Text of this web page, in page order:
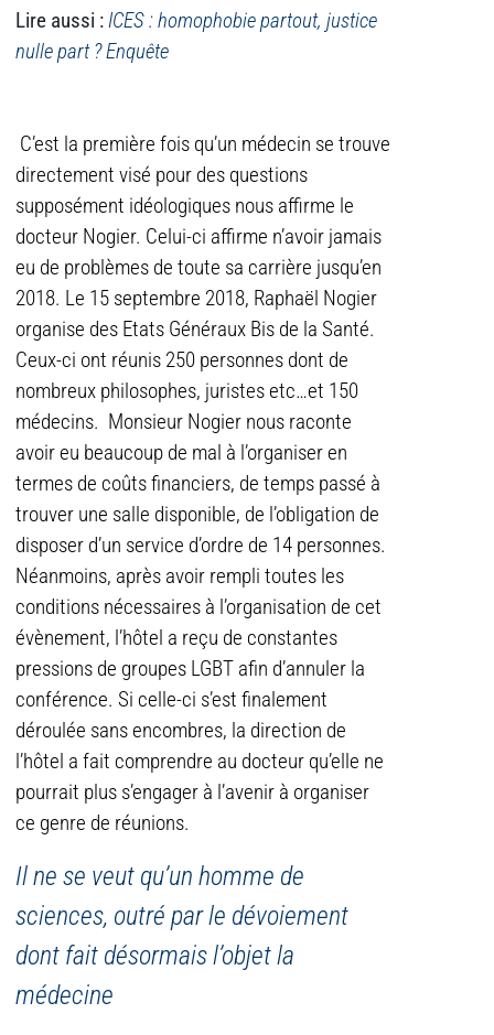
Lire aussi :ICES : homophobie partout, justice
nulle part ? Enquête
C’est la première fois qu’un médecin se trouve
directement visé pour des questions
supposément idéologiques nous affirme le
docteur Nogier. Celui-ci affirme n’avoir jamais
eu de problèmes de toute sa carrière jusqu’en
2018. Le 15 septembre 2018, Raphaël Nogier
organise des Etats Généraux Bis de la Santé.
Ceux-ci ont réunis 250 personnes dont de
nombreux philosophes, juristes etc…et 150
médecins. Monsieur Nogier nous raconte
avoir eu beaucoup de mal à l’organiser en
termes de coûts financiers, de temps passé à
trouver une salle disponible, de l’obligation de
disposer d’un service d’ordre de 14 personnes.
Néanmoins, après avoir rempli toutes les
conditions nécessaires à l’organisation de cet
évènement, l’hôtel a reçu de constantes
pressions de groupes LGBT afin d’annuler la
conférence. Si celle-ci s’est finalement
déroulée sans encombres, la direction de
l’hôtel a fait comprendre au docteur qu’elle ne
pourrait plus s’engager à l’avenir à organiser
ce genre de réunions.
Il ne se veut qu’un homme de
sciences, outré par le dévoiement
dont fait désormais l’objet la
médecine